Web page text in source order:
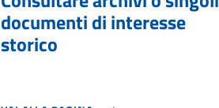
documenti di interesse
storico